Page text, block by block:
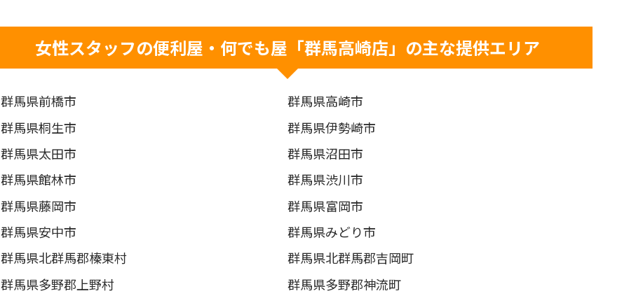
女性スタッフの便利屋・何でも屋「群馬高崎店」の主な提供エリア
群馬県前橋市
群馬県高崎市
群馬県桐生市
群馬県伊勢崎市
群馬県太田市
群馬県沼田市
群馬県館林市
群馬県渋川市
群馬県藤岡市
群馬県富岡市
群馬県安中市
群馬県みどり市
群馬県北群馬郡榛東村
群馬県北群馬郡吉岡町
群馬県多野郡上野村
群馬県多野郡神流町